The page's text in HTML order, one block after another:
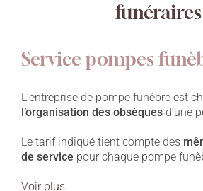
funéraires
Service pompes
L’entreprise de pompe funèbre est
l’organisation des obsèques d’une
Le tarif indiqué tient compte des
de service pour chaque pompe
Voir plus